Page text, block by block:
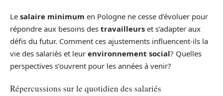
Le salaire minimum en Pologne ne cesse d’évoluer pour
répondre aux besoins des travailleurs et s’adapter aux
défis du futur. Comment ces ajustements influencent-ils la
vie des salariés et leur environnement social? Quelles
perspectives s’ouvrent pour les années à venir?
Répercussions sur le quotidien des salariés